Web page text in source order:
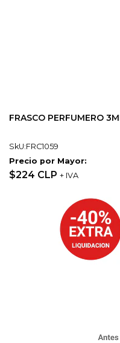
FRASCO PERFUMERO
SkU:FRC1059
Precio por Mayor:
$224 CLP + IVA